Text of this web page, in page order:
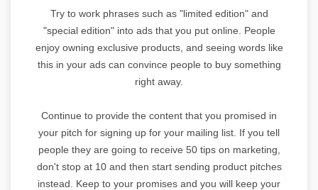
Try to work phrases such as "limited edition" and
"special edition" into ads that you put online. People
enjoy owning exclusive products, and seeing words like
this in your ads can convince people to buy something
right away.
Continue to provide the content that you promised in
your pitch for signing up for your mailing list. If you tell
people they are going to receive 50 tips on marketing,
don't stop at 10 and then start sending product pitches
instead. Keep to your promises and you will keep your